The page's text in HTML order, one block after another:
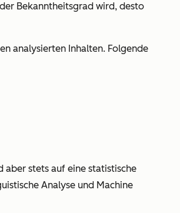
Bekanntheitsgrad wird, desto
analysierten Inhalten. Folgende
aber stets auf eine statistische
Analyse und Machine